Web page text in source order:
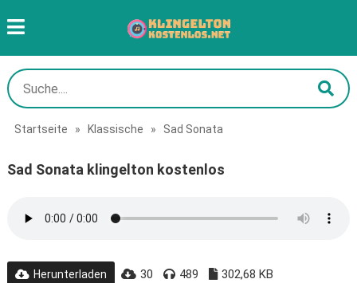
Startseite » Klassische » Sad Sonata
Sad Sonata klingelton kostenlos
Herunterladen 30 489 302,68 KB